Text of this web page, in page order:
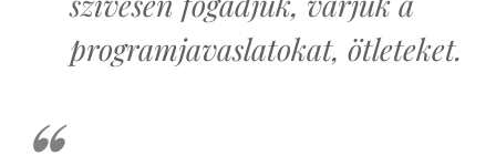
programjavaslatokat, ötleteket.